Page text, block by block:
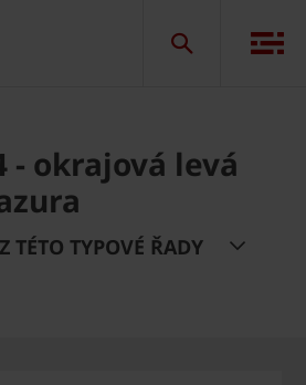
- okrajová levá
TÉTO TYPOVÉ ŘADY